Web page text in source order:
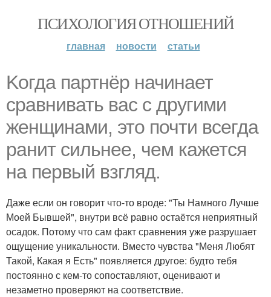
ПСИХОЛОГИЯ ОТНОШЕНИЙ
главная новости статьи
Koгда партнёр начинает
сравнивать вас с другими
женщинами, это почти всегда
ранит сильнее, чем кажется
на первый взгляд.
Даже если он говорит что-то вроде: "Ты Намного Лучше
Моей Бывшей", внутри всё равно остаётся неприятный
осадок. Потому что сам факт сравнения уже разрушает
ощущение уникальности. Вместо чувства "Меня Любят
Такой, Какая я Есть" появляется другое: будто тебя
постоянно с кем-то сопоставляют, оценивают и
незаметно проверяют на соответствие.